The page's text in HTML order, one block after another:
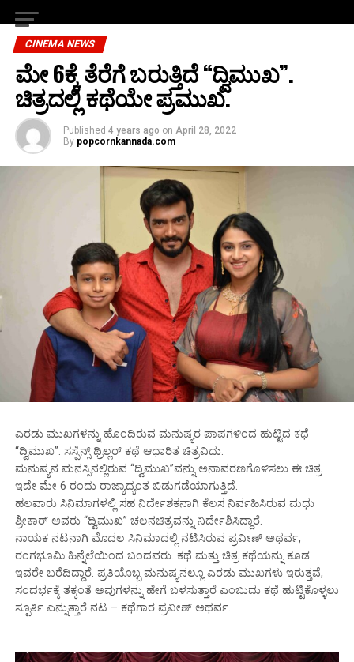
CINEMA NEWS
ಮೇ 6ಕ್ಕೆ ತೆರೆಗೆ ಬರುತ್ತಿದೆ “ದ್ವಿಮುಖ”.
ಚಿತ್ರದಲ್ಲಿ ಕಥೆಯೇ ಪ್ರಮುಖ.
Published 4 years ago on April 28, 2022
By popcornkannada.com
ಎರಡು ಮುಖಗಳನ್ನು ಹೊಂದಿರುವ ಮನುಷ್ಯರ ಪಾಪಗಳಿಂದ ಹುಟ್ಟಿದ ಕಥೆ
“ದ್ವಿಮುಖ”. ಸಸ್ಪೆನ್ಸ್ ಥ್ರಿಲ್ಲರ್ ಕಥೆ ಆಧಾರಿತ ಚಿತ್ರವಿದು.
ಮನುಷ್ಯನ ಮನಸ್ಸಿನಲ್ಲಿರುವ “ದ್ವಿಮುಖ”ವನ್ನು ಅನಾವರಣಗೊಳಿಸಲು ಈ ಚಿತ್ರ
ಇದೇ ಮೇ 6 ರಂದು ರಾಜ್ಯಾದ್ಯಂತ ಬಿಡುಗಡೆಯಾಗುತ್ತಿದೆ.
ಹಲವಾರು ಸಿನಿಮಾಗಳಲ್ಲಿ ಸಹ ನಿರ್ದೇಶಕನಾಗಿ ಕೆಲಸ ನಿರ್ವಹಿಸಿರುವ ಮಧು
ಶ್ರೀಕಾರ್ ಅವರು “ದ್ವಿಮುಖ” ಚಲನಚಿತ್ರವನ್ನು ನಿರ್ದೇಶಿಸಿದ್ದಾರೆ.
ನಾಯಕ ನಟನಾಗಿ ಮೊದಲ ಸಿನಿಮಾದಲ್ಲಿ ನಟಿಸಿರುವ ಪ್ರವೀಣ್ ಅಥರ್ವ,
ರಂಗಭೂಮಿ ಹಿನ್ನೆಲೆಯಿಂದ ಬಂದವರು. ಕಥೆ ಮತ್ತು ಚಿತ್ರ ಕಥೆಯನ್ನು ಕೂಡ
ಇವರೇ ಬರೆದಿದ್ದಾರೆ. ಪ್ರತಿಯೊಬ್ಬ ಮನುಷ್ಯನಲ್ಲೂ ಎರಡು ಮುಖಗಳು ಇರುತ್ತವೆ,
ಸಂದರ್ಭಕ್ಕೆ ತಕ್ಕಂತೆ ಅವುಗಳನ್ನು ಹೇಗೆ ಬಳಸುತ್ತಾರೆ ಎಂಬುದು ಕಥೆ ಹುಟ್ಟಿಕೊಳ್ಳಲು
ಸ್ಪೂರ್ತಿ ಎನ್ನುತ್ತಾರೆ ನಟ – ಕಥೆಗಾರ ಪ್ರವೀಣ್ ಅಥರ್ವ.